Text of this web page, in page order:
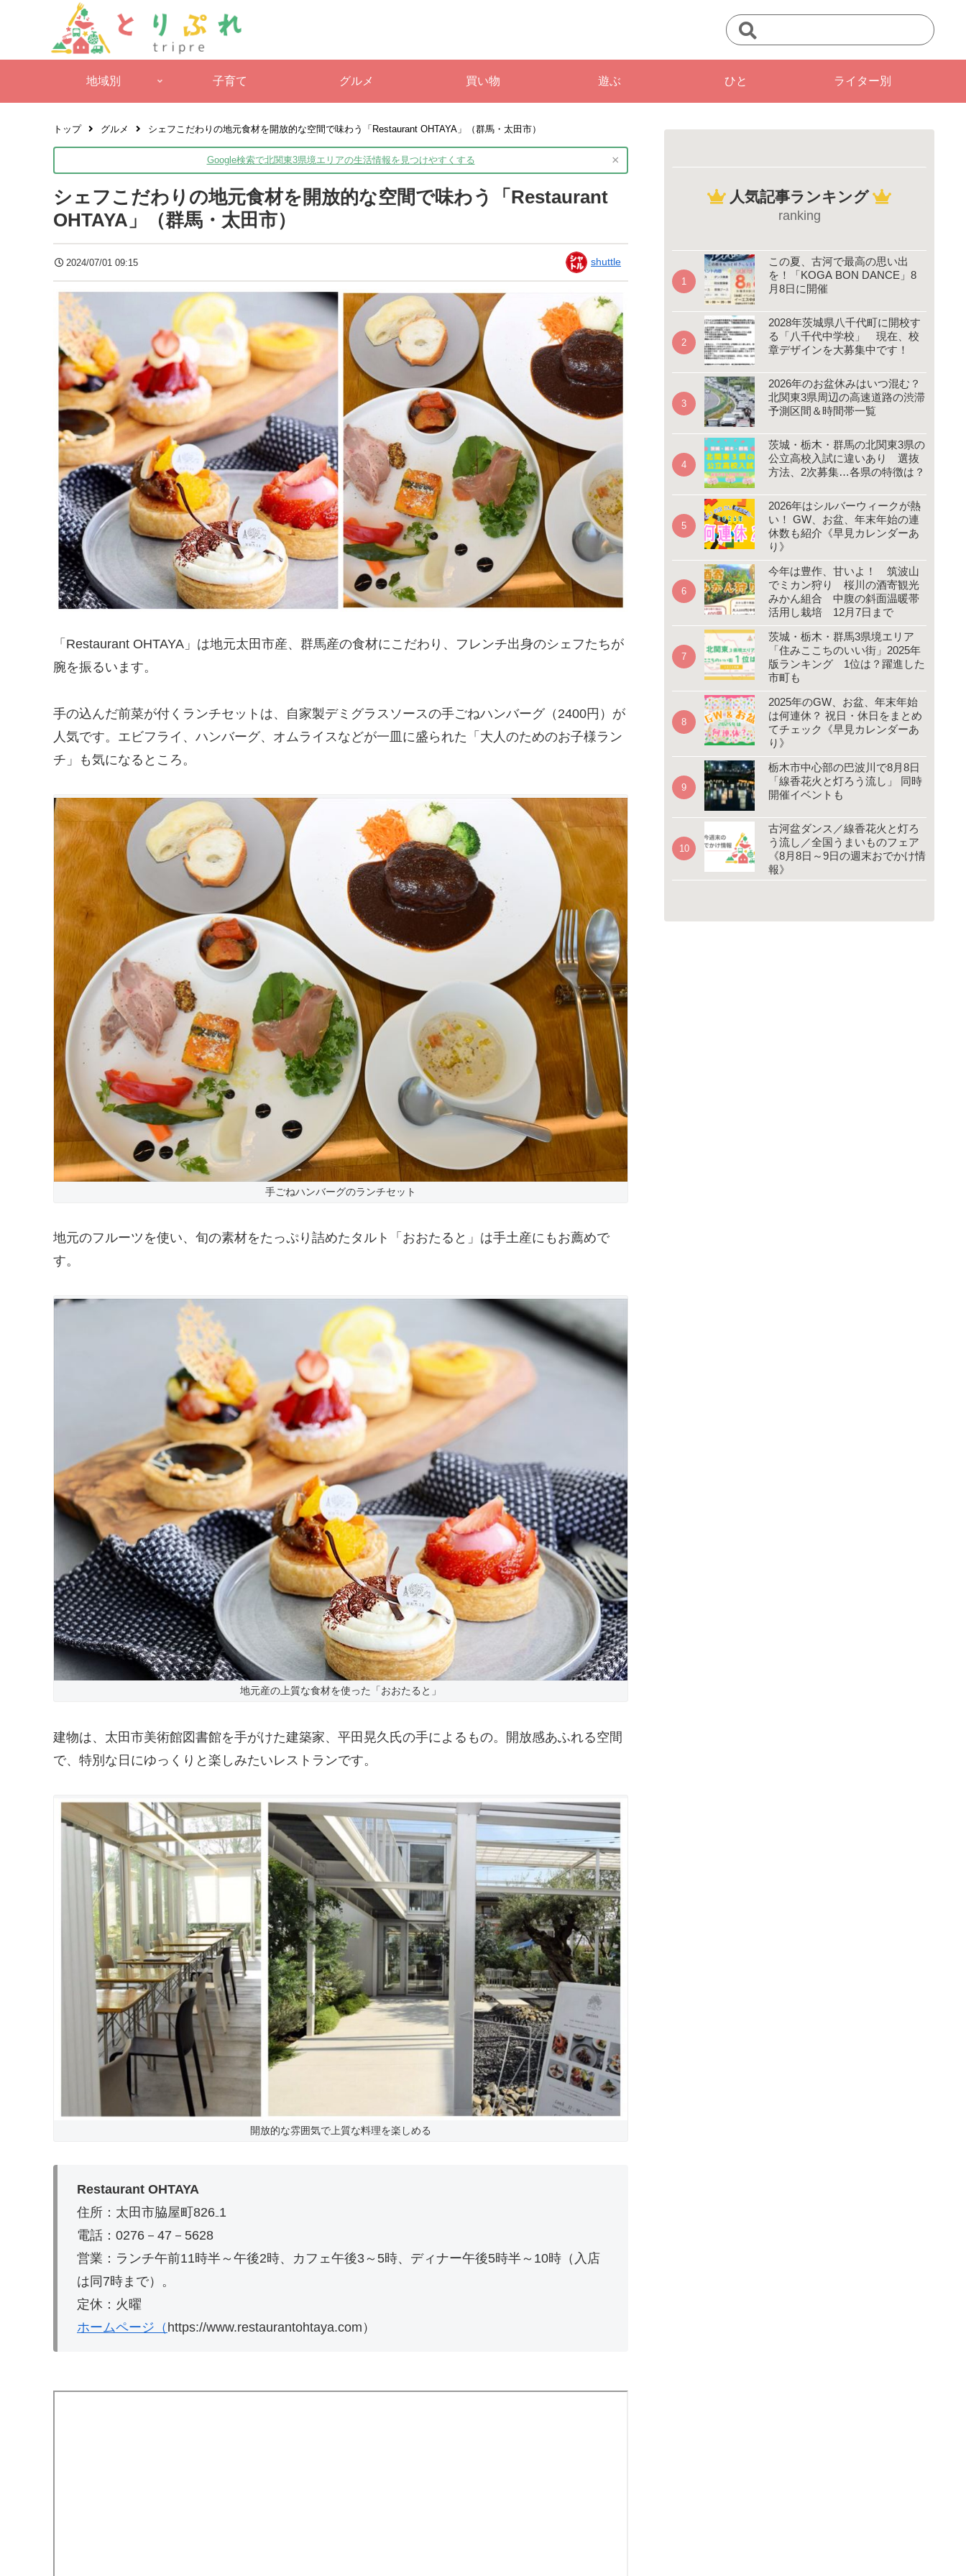
地域別 子育て グルメ 買い物 遊ぶ ひと ライター別
トップ グルメ シェフこだわりの地元食材を開放的な空間で味わう「Restaurant OHTAYA」（群馬・太田市）
Google検索で北関東3県境エリアの生活情報を 見つけやすくする ×
シェフこだわりの地元食材を開放的な空間で味わう「Restaurant
OHTAYA」（群馬・太田市）
2024/07/01 09:15 shuttle
「Restaurant OHTAYA」は地元太田市産、群馬産の食材にこだわり、フレンチ出身のシェフたちが
腕を振るいます。
手の込んだ前菜が付くランチセットは、自家製デミグラスソースの手ごねハンバーグ（2400円）が
人気です。エビフライ、ハンバーグ、オムライスなどが一皿に盛られた「大人のためのお子様ラン
チ」も気になるところ。
手ごねハンバーグのランチセット
地元のフルーツを使い、旬の素材をたっぷり詰めたタルト「おおたると」は手土産にもお薦めで
す。
地元産の上質な食材を使った「おおたると」
建物は、太田市美術館図書館を手がけた建築家、平田晃久氏の手によるもの。開放感あふれる空間
で、特別な日にゆっくりと楽しみたいレストランです。
開放的な雰囲気で上質な料理を楽しめる
Restaurant OHTAYA
住所：太田市脇屋町826₋1
電話：0276－47－5628
営業：ランチ午前11時半～午後2時、カフェ午後3～5時、ディナー午後5時半～10時（入店
は同7時まで）。
定休：火曜
ホームページ（ https://www.restaurantohtaya.com）
人気記事ランキング
ranking
この夏、古河で最高の思い出
を！「KOGA BON DANCE」8
月8日に開催
2028年茨城県八千代町に開校す
る「八千代中学校」 現在、校
章デザインを大募集中です！
2026年のお盆休みはいつ混む？
北関東3県周辺の高速道路の渋滞
予測区間＆時間帯一覧
茨城・栃木・群馬の北関東3県の
公立高校入試に違いあり 選抜
方法、2次募集…各県の特徴は？
2026年はシルバーウィークが熱
い！ GW、お盆、年末年始の連
休数も紹介《早見カレンダーあ
り》
今年は豊作、甘いよ！ 筑波山
でミカン狩り 桜川の酒寄観光
みかん組合 中腹の斜面温暖帯
活用し栽培 12月7日まで
茨城・栃木・群馬3県境エリア
「住みここちのいい街」2025年
版ランキング 1位は？躍進した
市町も
2025年のGW、お盆、年末年始
は何連休？ 祝日・休日をまとめ
てチェック《早見カレンダーあ
り》
栃木市中心部の巴波川で8月8日
「線香花火と灯ろう流し」 同時
開催イベントも
古河盆ダンス／線香花火と灯ろ
う流し／全国うまいものフェア
《8月8日～9日の週末おでかけ情
報》